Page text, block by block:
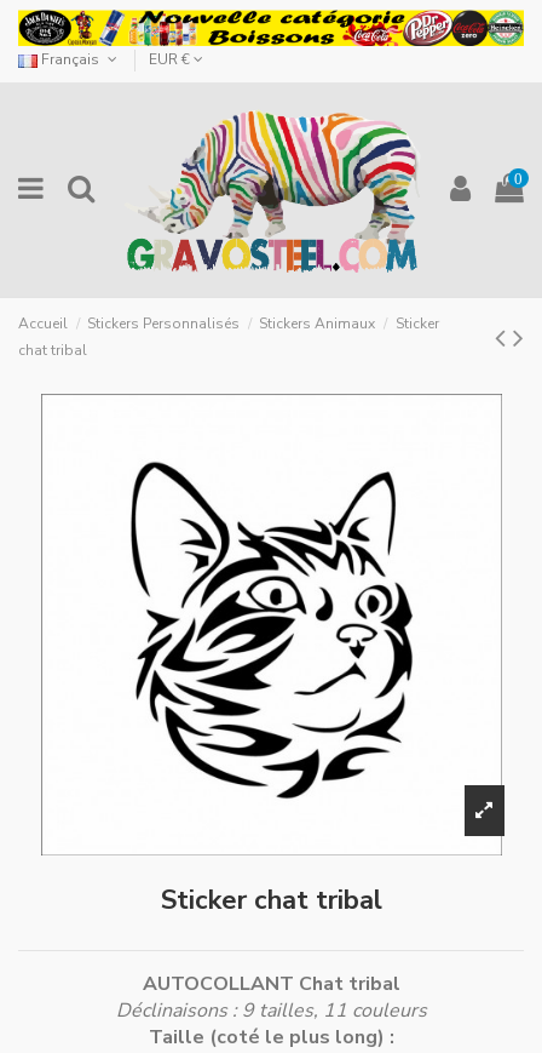
Français EUR €
0
Accueil Stickers Personnalisés Stickers Animaux
Sticker
chat tribal
Sticker chat tribal
AUTOCOLLANT Chat tribal
Déclinaisons : 9 tailles, 11 couleurs
Taille (coté le plus long) :